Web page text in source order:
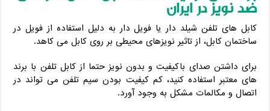
ضد نویز در ایران
کابل های تلفن شیلد دار یا فویل دار به دلیل استفاده از فویل در
ساختمان کابل، از تاثیر نویزهای محیطی بر روی کابل می کاهد.
برای داشتن صدای باکیفیت و بدون نویز حتما از کابل تلفن با برند
های معتبر استفاده کنید، کم کیفیت بودن سیم تلفن می تواند در
اتصال و مکالمات مشکل به وجود آورد.